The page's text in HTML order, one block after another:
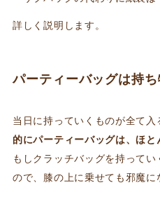
詳しく説明します。
パーティーバッグは持
当日に持っていくものが全て
的にパーティーバッグは、ほと
もしクラッチバッグを持って
ので、膝の上に乗せても邪魔に